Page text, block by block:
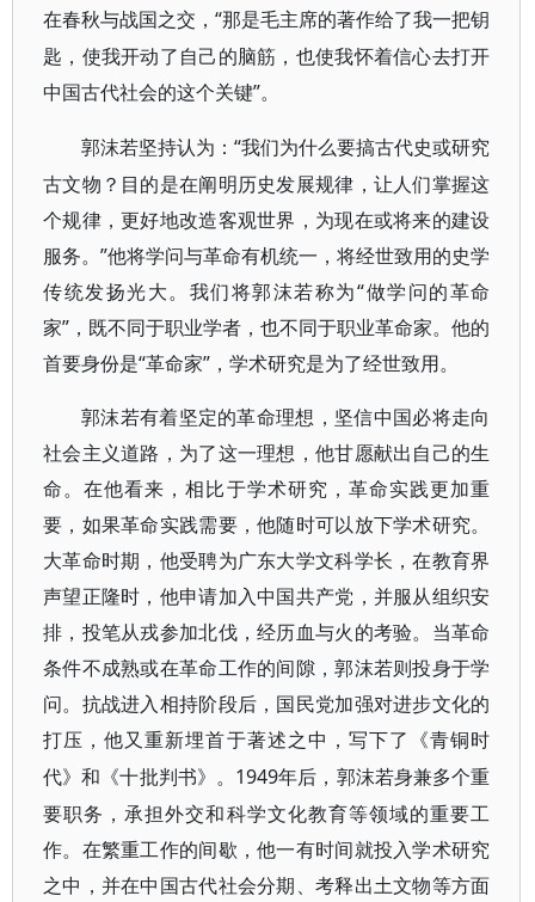
在春秋与战国之交，“那是毛主席的著作给了我一把钥
匙，使我开动了自己的脑筋，也使我怀着信心去打开
中国古代社会的这个关键”。
郭沫若坚持认为：“我们为什么要搞古代史或研究
古文物？目的是在阐明历史发展规律，让人们掌握这
个规律，更好地改造客观世界，为现在或将来的建设
服务。”他将学问与革命有机统一，将经世致用的史学
传统发扬光大。我们将郭沫若称为“做学问的革命
家”，既不同于职业学者，也不同于职业革命家。他的
首要身份是“革命家”，学术研究是为了经世致用。
郭沫若有着坚定的革命理想，坚信中国必将走向
社会主义道路，为了这一理想，他甘愿献出自己的生
命。在他看来，相比于学术研究，革命实践更加重
要，如果革命实践需要，他随时可以放下学术研究。
大革命时期，他受聘为广东大学文科学长，在教育界
声望正隆时，他申请加入中国共产党，并服从组织安
排，投笔从戎参加北伐，经历血与火的考验。当革命
条件不成熟或在革命工作的间隙，郭沫若则投身于学
问。抗战进入相持阶段后，国民党加强对进步文化的
打压，他又重新埋首于著述之中，写下了
《青铜时
代》和《十批判书》。 1949年后，郭沫若身兼多个重
要职务，承担外交和科学文化教育等领域的重要工
作。在繁重工作的间歇，他一有时间就投入学术研究
之中，并在中国古代社会分期、考释出土文物等方面